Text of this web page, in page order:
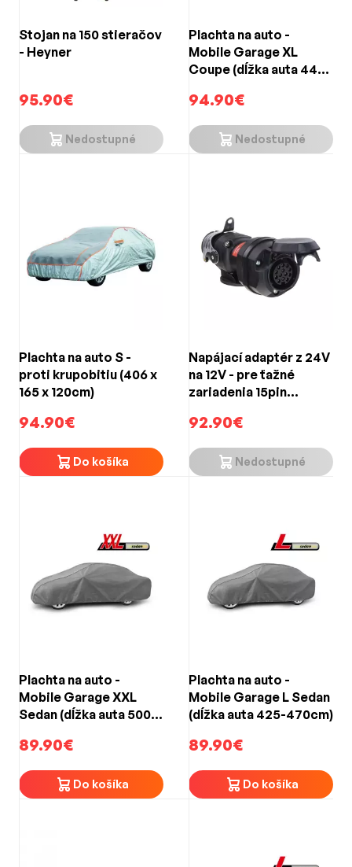
Stojan na 150 stieračov
- Heyner
95.90€
Nedostupné
Plachta na auto -
Mobile Garage XL
Coupe (dĺžka auta 440-
94.90€
Nedostupné
Plachta na auto S -
proti krupobitiu (406 x
165 x 120cm)
94.90€
Do košíka
Napájací adaptér z 24V
na 12V - pre ťažné
zariadenia 15pin
(ISO11446)
92.90€
Nedostupné
Plachta na auto -
Mobile Garage XXL
Sedan (dĺžka auta 500-
89.90€
Do košíka
Plachta na auto -
Mobile Garage L Sedan
(dĺžka auta 425-470cm)
89.90€
Do košíka